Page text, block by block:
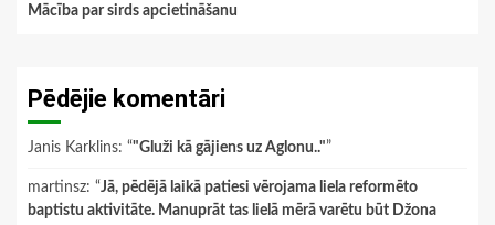
Mācība par sirds apcietināšanu
Pēdējie komentāri
Janis Karklins: “"Gluži kā gājiens uz Aglonu.."”
martinsz: “Jā, pēdējā laikā patiesi vērojama liela reformēto
baptistu aktivitāte. Manuprāt tas lielā mērā varētu būt Džona